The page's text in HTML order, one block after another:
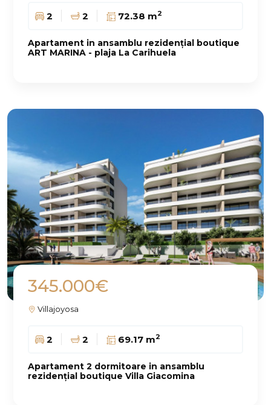
2 2 72.38 m2
Apartament in ansamblu rezidențial boutique
ART MARINA - plaja La Carihuela
345.000€
Villajoyosa
2 2 69.17 m2
Apartament 2 dormitoare in ansamblu
rezidențial boutique Villa Giacomina